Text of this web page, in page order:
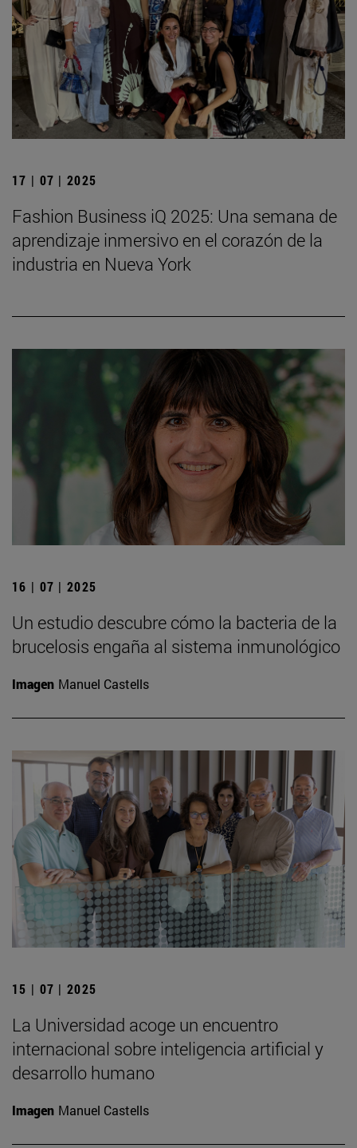
17 | 07 | 2025
Fashion Business iQ 2025: Una semana de
aprendizaje inmersivo en el corazón de la
industria en Nueva York
16 | 07 | 2025
Un estudio descubre cómo la bacteria de la
brucelosis engaña al sistema inmunológico
Imagen Manuel Castells
15 | 07 | 2025
La Universidad acoge un encuentro
internacional sobre inteligencia artificial y
desarrollo humano
Imagen Manuel Castells